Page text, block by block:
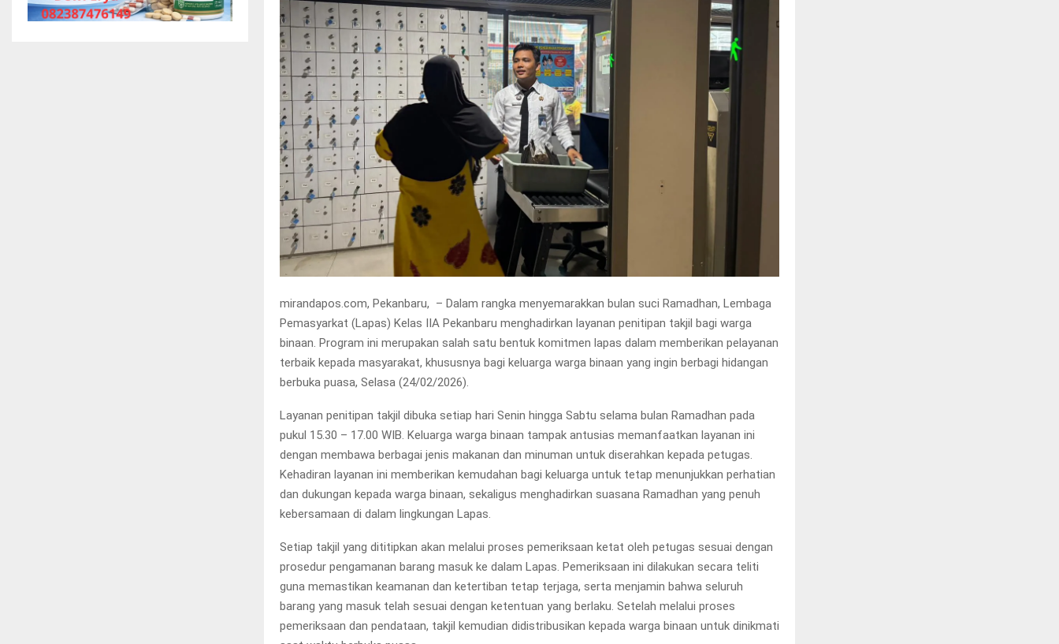
mirandapos.com, Pekanbaru, – Dalam rangka menyemarakkan bulan suci Ramadhan, Lembaga
Pemasyarkat (Lapas) Kelas IIA Pekanbaru menghadirkan layanan penitipan takjil bagi warga
binaan. Program ini merupakan salah satu bentuk komitmen lapas dalam memberikan pelayanan
terbaik kepada masyarakat, khususnya bagi keluarga warga binaan yang ingin berbagi hidangan
berbuka puasa, Selasa (24/02/2026).
Layanan penitipan takjil dibuka setiap hari Senin hingga Sabtu selama bulan Ramadhan pada
pukul 15.30 – 17.00 WIB. Keluarga warga binaan tampak antusias memanfaatkan layanan ini
dengan membawa berbagai jenis makanan dan minuman untuk diserahkan kepada petugas.
Kehadiran layanan ini memberikan kemudahan bagi keluarga untuk tetap menunjukkan perhatian
dan dukungan kepada warga binaan, sekaligus menghadirkan suasana Ramadhan yang penuh
kebersamaan di dalam lingkungan Lapas.
Setiap takjil yang dititipkan akan melalui proses pemeriksaan ketat oleh petugas sesuai dengan
prosedur pengamanan barang masuk ke dalam Lapas. Pemeriksaan ini dilakukan secara teliti
guna memastikan keamanan dan ketertiban tetap terjaga, serta menjamin bahwa seluruh
barang yang masuk telah sesuai dengan ketentuan yang berlaku. Setelah melalui proses
pemeriksaan dan pendataan, takjil kemudian didistribusikan kepada warga binaan untuk dinikmati